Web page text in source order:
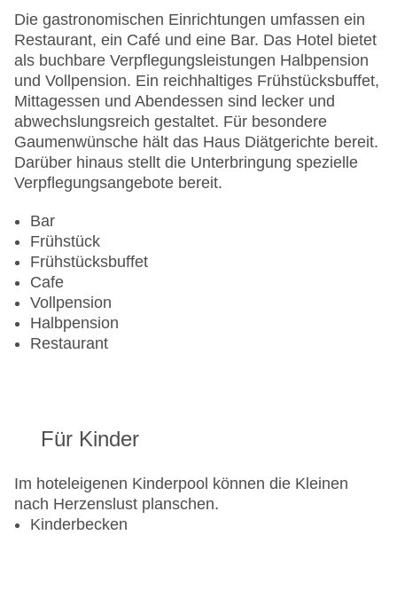
Sonnenschirme am Pool, Liegen am Pool
Zahlungsarten: Mastercard, Visa
Landeskategorie: 3 Sterne
Die gastronomischen Einrichtungen umfassen ein
Restaurant, ein Café und eine Bar. Das Hotel bietet
als buchbare Verpflegungsleistungen Halbpension
und Vollpension. Ein reichhaltiges Frühstücksbuffet,
Mittagessen und Abendessen sind lecker und
abwechslungsreich gestaltet. Für besondere
Gaumenwünsche hält das Haus Diätgerichte bereit.
Darüber hinaus stellt die Unterbringung spezielle
Verpflegungsangebote bereit.
Bar
Frühstück
Frühstücksbuffet
Cafe
Vollpension
Halbpension
Restaurant
Für Kinder
Im hoteleigenen Kinderpool können die Kleinen
nach Herzenslust planschen.
Kinderbecken